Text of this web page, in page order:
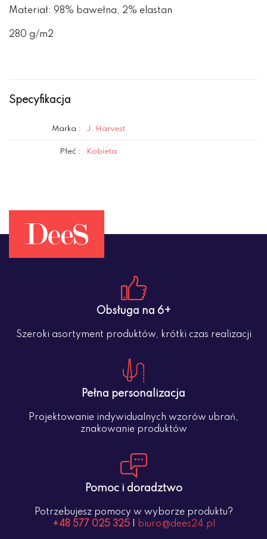
Materiał: 98% bawełna, 2% elastan
280 g/m2
Specyfikacja
Marka : J. Harvest
Płeć : Kobieta
Obsługa na 6+
Szeroki asortyment produktów, krótki czas realizacji
Pełna personalizacja
Projektowanie indywidualnych wzorów ubrań,
znakowanie produktów
Pomoc i doradztwo
Potrzebujesz pomocy w wyborze produktu?
+48 577 025 325| biuro@dees24.pl